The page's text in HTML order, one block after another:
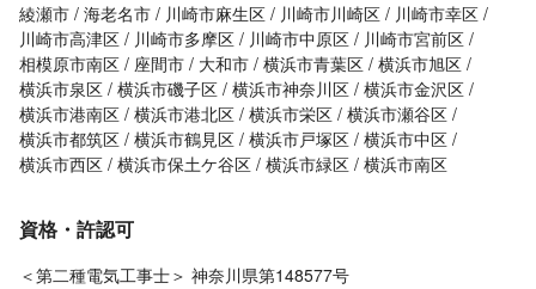
綾瀬市 海老名市 川崎市麻生区 川崎市川崎区
川崎市幸区
川崎市高津区
川崎市多摩区 川崎市中原区
川崎市宮前区
相模原市南区
座間市 大和市 横浜市青葉区 横浜市旭区
横浜市泉区 横浜市磯子区 横浜市神奈川区 横浜市金沢区
横浜市港南区 横浜市港北区 横浜市栄区 横浜市瀬谷区
横浜市都筑区 横浜市鶴見区 横浜市戸塚区 横浜市中区
横浜市西区 横浜市保土ケ谷区 横浜市緑区 横浜市南区
資格・許認可
＜第二種電気工事士＞ 神奈川県第148577号